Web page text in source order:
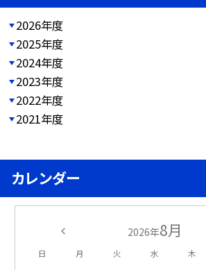
2026年度
2025年度
2024年度
2023年度
2022年度
2021年度
カレンダー
2026年8月
日 月 火 水 木